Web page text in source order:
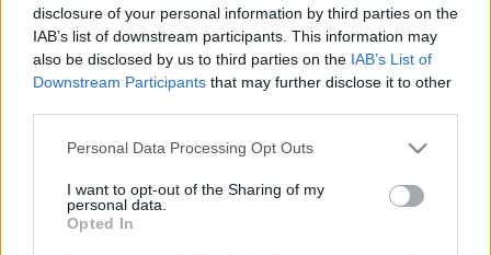
disclosure of your personal information by third parties on the
IAB’s list of downstream participants. This information may
also be disclosed by us to third parties on the IAB’s List of
Downstream Participants that may further disclose it to other
Please note that this website/app uses one or more Google
not limited to your visit or usage behaviour. You may click to
grant or deny consent to Google and its third-party tags to
use your data for below specified purposes in below Google
Personal Data Processing Opt Outs
I want to opt-out of the Sharing of my
personal data.
Opted In
Alkoholizmus